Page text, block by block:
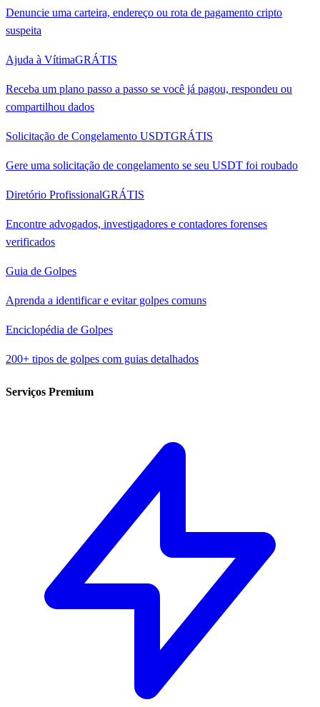
Denuncie uma carteira, endereço ou rota de pagamento cripto
suspeita
Ajuda à VítimaGRÁTIS
Receba um plano passo a passo se você já pagou, respondeu ou
compartilhou dados
Solicitação de Congelamento USDTGRÁTIS
Gere uma solicitação de congelamento se seu USDT foi roubado
Diretório ProfissionalGRÁTIS
Encontre advogados, investigadores e contadores forenses
verificados
Guia de Golpes
Aprenda a identificar e evitar golpes comuns
Enciclopédia de Golpes
200+ tipos de golpes com guias detalhados
Serviços Premium